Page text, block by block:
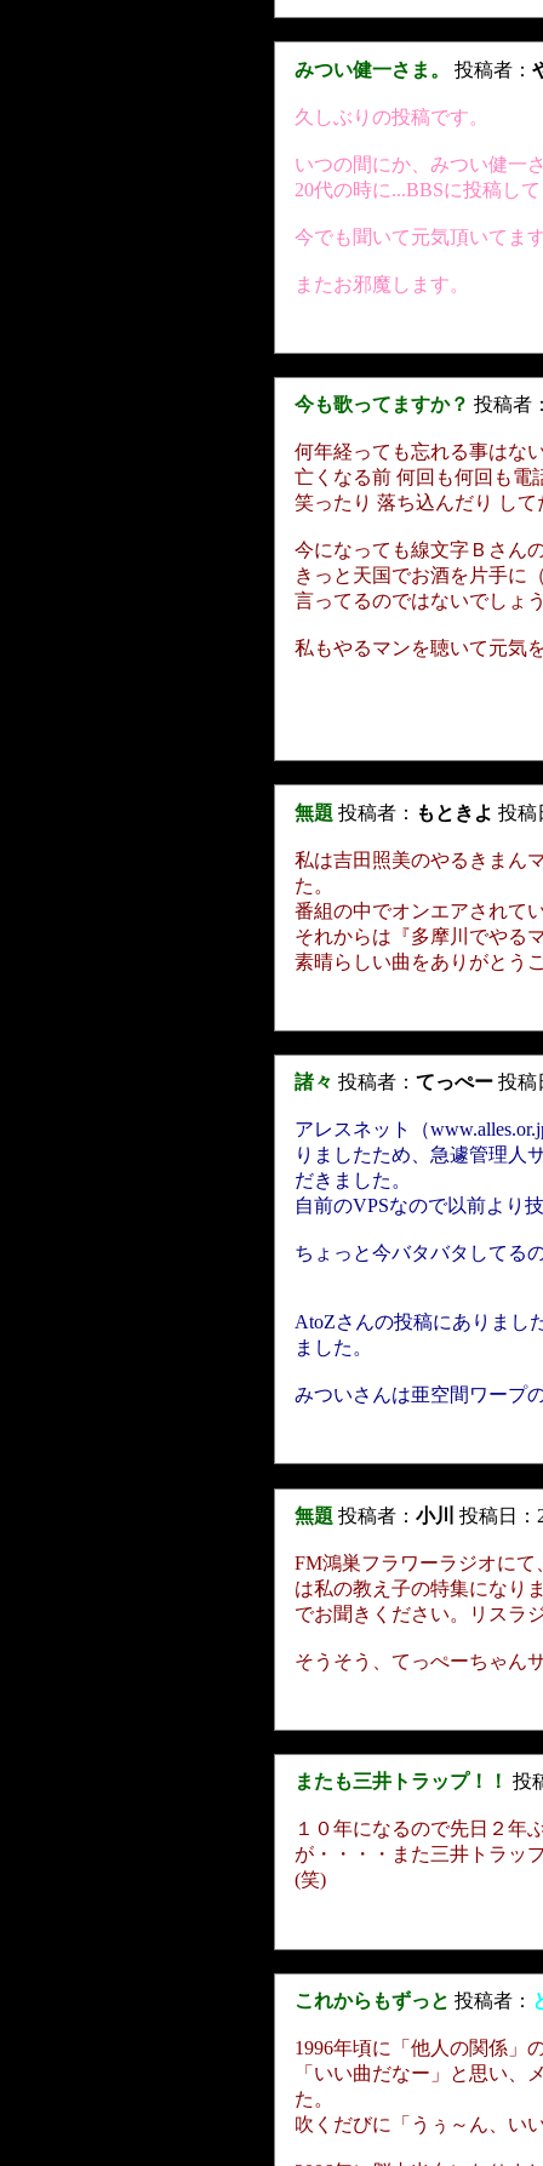
みつい健一さま。 投稿者：
久しぶりの投稿です。
いつの間にか、みつい健一
20代の時に...BBSに投稿し
今でも聞いて元気頂いてま
またお邪魔します。
今も歌ってますか？ 投稿者
何年経っても忘れる事はな
亡くなる前 何回も何回も電
笑ったり 落ち込んだり して
今になっても線文字Ｂさん
きっと天国でお酒を片手に
言ってるのではないでしょ
私もやるマンを聴いて元気
無題 投稿者： もときよ 投稿
私は吉田照美のやるきまん
た。
番組の中でオンエアされて
それからは『多摩川でやる
素晴らしい曲をありがとう
諸々 投稿者： てっぺー投稿
アレスネット（
りましたため、急遽管理人
だきました。
自前のVPSなので以前より
ちょっと今バタバタしてる
AtoZさんの投稿にありまし
ました。
みついさんは亜空間ワープ
無題 投稿者： 小川 投稿日：
FM鴻巣フラワーラジオにて
は私の教え子の特集になり
でお聞きください。リスラ
そうそう、てっぺーちゃん
またも三井トラップ！！ 投
１０年になるので先日２年
が・・・・また三井トラッ
(笑)
これからもずっと 投稿者：
1996年頃に「他人の関係」
「いい曲だなー」と思い
た。
吹くだびに「うぅ～ん、い